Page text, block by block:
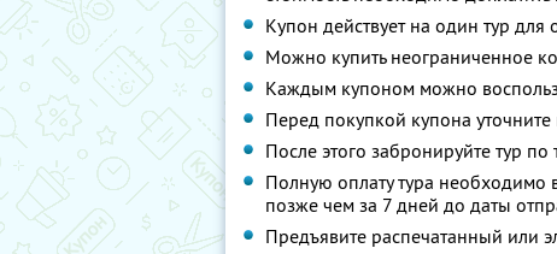
Купон действует на один тур для
Можно купить неограниченное
Каждым купоном можно
Перед покупкой купона
После этого забронируйте тур
Полную оплату тура необходимо
позже чем за 7 дней до даты
Предъявите распечатанный или